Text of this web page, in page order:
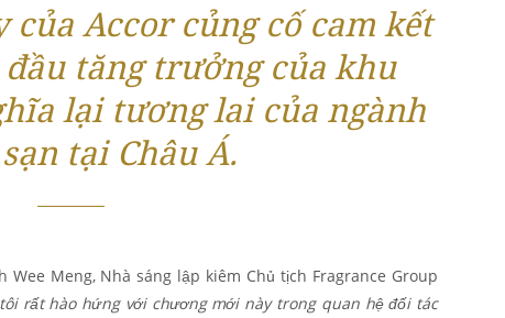
của Accor củng cố cam kết
tăng trưởng của khu
lại tương lai của ngành
tại Châu Á.
Wee Meng, Nhà sáng lập kiêm Chủ tịch Fragrance Group
tôi rất hào hứng với chương mới này trong quan hệ đối tác